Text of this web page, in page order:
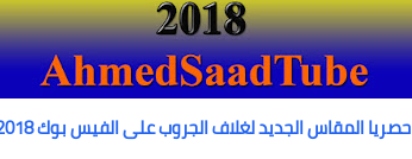
حصريا المقاس الجديد لغلاف الجروب على الفيس بوك 2018